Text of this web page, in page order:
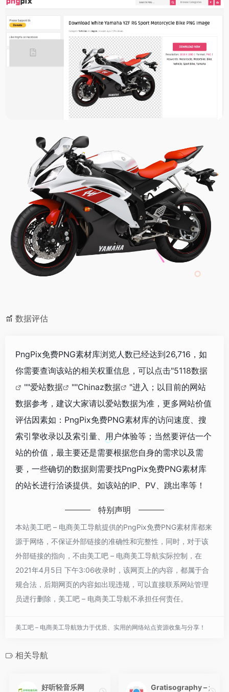
数据评估
PngPix免费PNG素材库浏览人数已经达到26,716，如
你需要查询该站的相关权重信息，可以点击"5118数据
""爱站数据 ""Chinaz数据
"进入；以目前的网站
数据参考，建议大家请以爱站数据为准，更多网站价值
评估因素如：PngPix免费PNG素材库的访问速度、搜
索引擎收录以及索引量、用户体验等；当然要评估一个
站的价值，最主要还是需要根据您自身的需求以及需
要，一些确切的数据则需要找PngPix免费PNG素材库
的站长进行洽谈提供。如该站的IP、PV、跳出率等！
特别声明
本站美工吧 – 电商美工导航提供的PngPix免费PNG素材库都来
源于网络，不保证外部链接的准确性和完整性，同时，对于该
外部链接的指向，不由美工吧 – 电商美工导航实际控制，在
2021年4月5日 下午3:06收录时，该网页上的内容，都属于合
规合法，后期网页的内容如出现违规，可以直接联系网站管理
员进行删除，美工吧 – 电商美工导航不承担任何责任。
美工吧 – 电商美工导航致力于优质、实用的网络站点资源收集与分享！
相关导航
好听轻音乐网 Gratisography – 免费